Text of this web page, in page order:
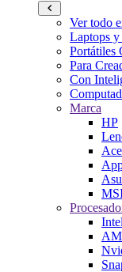
Ver todo
Laptops y
Portátiles
Para
Con
Marca
HP
Intel